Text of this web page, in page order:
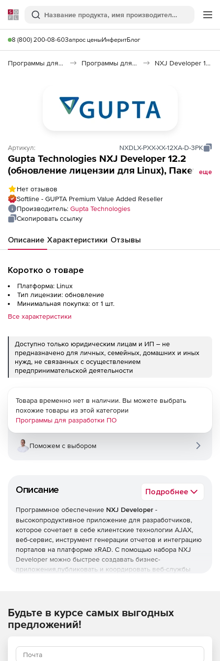
Softline
Поиск
8 (800) 200-08-60Запрос ценыИнферитБлог
Программы для программирования Программы для разработки ПО NXJ Developer 12.2
Артикул: NXDLX-PXX-XX-12XA-D-3PK
Gupta Technologies NXJ Developer 12.2
(обновление лицензии для Linux), Пакет из
еще
Нет отзывов
Softline - GUPTA Premium Value Added Reseller
Производитель: Gupta Technologies
Скопировать ссылку
Описание Характеристики Отзывы
Коротко о товаре
Платформа: Linux
Тип лицензии: обновление
Минимальная покупка: от 1 шт.
Все характеристики
Доступно только юридическим лицам и ИП – не
предназначено для личных, семейных, домашних и иных
нужд, не связанных с осуществлением
предпринимательской деятельности
Описание Подробнее
Программное обеспечение NXJ Developer -
высокопродуктивное приложение для разработчиков,
которое сочетает в себе клиентские технологии AJAX,
веб-сервис, инструмент генерации отчетов и интеграцию
порталов на платформе xRAD. С помощью набора NXJ
Developer можно быстрее создавать бизнес-
приложения,публиковать и коордировать веб-службы
приложений.
приложений и услуг.
Товара временно нет в наличии. Вы можете выбрать
похожие товары из этой категории
Программы для разработки ПО
Поможем с выбором
Будьте в курсе самых выгодных
предложений!